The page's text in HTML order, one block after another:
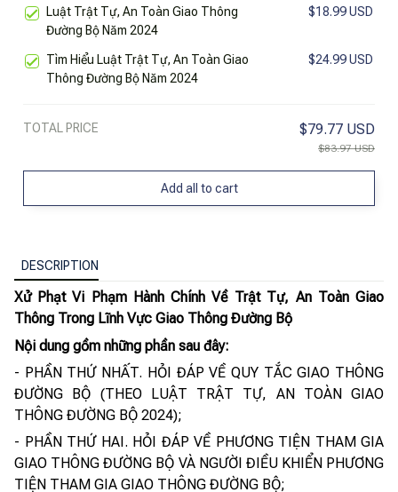
Luật Trật Tự, An Toàn Giao Thông
Đường Bộ Năm 2024
$18.99 USD
Tìm Hiểu Luật Trật Tự, An Toàn Giao
Thông Đường Bộ Năm 2024
$24.99 USD
TOTAL PRICE $79.77 USD
$83.97 USD
Add all to cart
DESCRIPTION
Xử Phạt Vi Phạm Hành Chính Về Trật Tự, An Toàn Giao
Thông Trong Lĩnh Vực Giao Thông Đường Bộ
Nội dung gồm những phần sau đây:
- PHẦN THỨ NHẤT. HỎI ĐÁP VỀ QUY TẮC GIAO THÔNG
ĐƯỜNG BỘ (THEO LUẬT TRẬT TỰ, AN TOÀN GIAO
THÔNG ĐƯỜNG BỘ 2024);
- PHẦN THỨ HAI. HỎI ĐÁP VỀ PHƯƠNG TIỆN THAM GIA
GIAO THÔNG ĐƯỜNG BỘ VÀ NGƯỜI ĐIỀU KHIỂN PHƯƠNG
TIỆN THAM GIA GIAO THÔNG ĐƯỜNG BỘ;